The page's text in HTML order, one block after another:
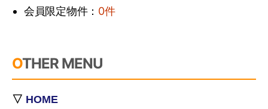
会員限定物件： 0件
OTHER MENU
▽ HOME